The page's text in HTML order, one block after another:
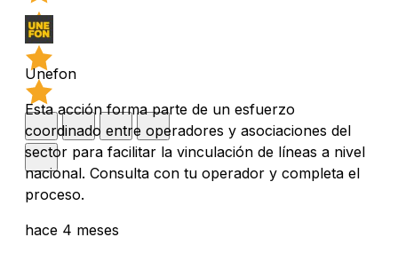
Unefon
Esta acción forma parte de un esfuerzo
coordinado entre operadores y asociaciones del
sector para facilitar la vinculación de líneas a nivel
nacional. Consulta con tu operador y completa el
proceso.
hace 4 meses